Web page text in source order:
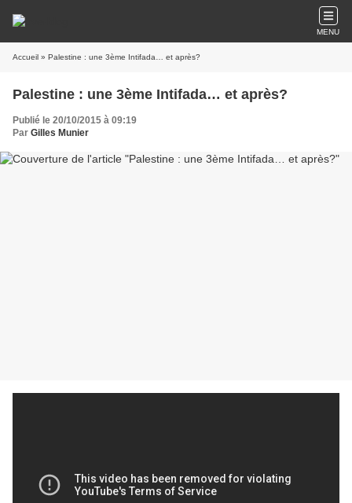
MENU
Accueil » Palestine : une 3ème Intifada… et après?
Palestine : une 3ème Intifada… et après?
Publié le 20/10/2015 à 09:19
Par Gilles Munier